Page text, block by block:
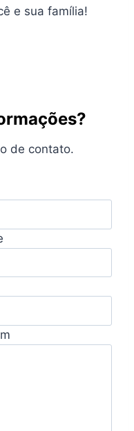
e sua família!
de contato.